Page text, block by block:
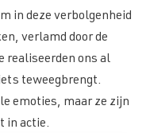
in deze verbolgenheid
verlamd door de
realiseerden ons al
teweegbrengt.
emoties, maar ze zijn
in actie.